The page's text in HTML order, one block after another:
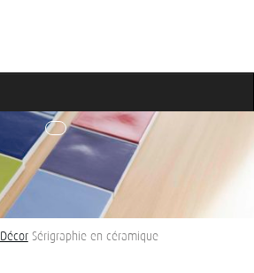
Décor Sérigraphie en céramique